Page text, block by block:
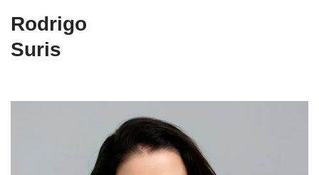
Rodrigo
Suris